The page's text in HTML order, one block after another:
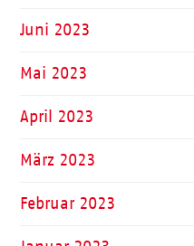
Juni 2023
Mai 2023
April 2023
März 2023
Februar 2023